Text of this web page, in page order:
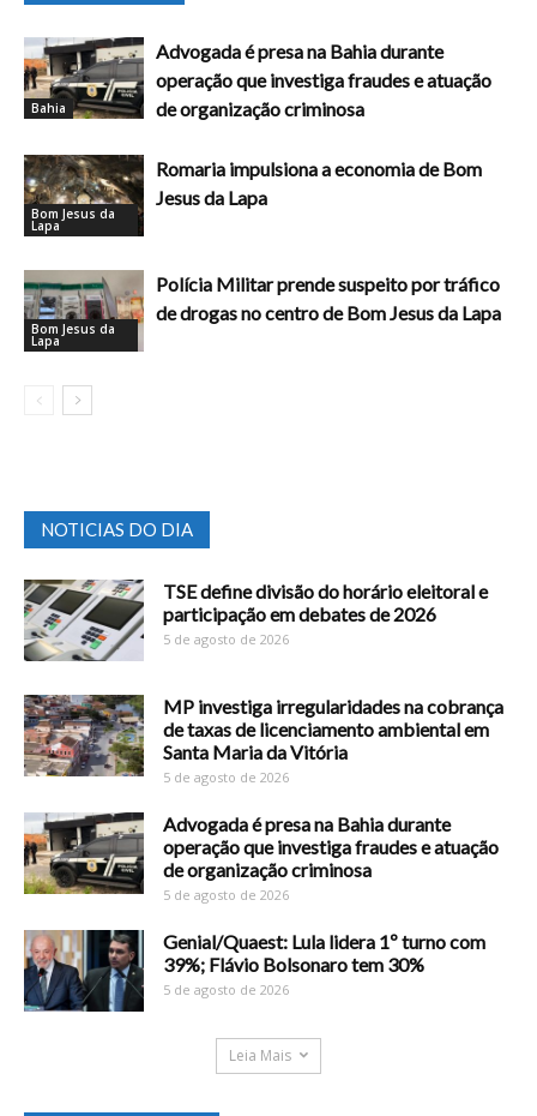
Bahia
Advogada é presa na Bahia durante
operação que investiga fraudes e atuação
de organização criminosa
Bom Jesus da
Lapa
Romaria impulsiona a economia de Bom
Jesus da Lapa
Bom Jesus da
Lapa
Polícia Militar prende suspeito por tráfico
de drogas no centro de Bom Jesus da Lapa
NOTICIAS DO DIA
TSE define divisão do horário eleitoral e
participação em debates de 2026
5 de agosto de 2026
MP investiga irregularidades na cobrança
de taxas de licenciamento ambiental em
Santa Maria da Vitória
5 de agosto de 2026
Advogada é presa na Bahia durante
operação que investiga fraudes e atuação
de organização criminosa
5 de agosto de 2026
Genial/Quaest: Lula lidera 1º turno com
39%; Flávio Bolsonaro tem 30%
5 de agosto de 2026
Leia Mais